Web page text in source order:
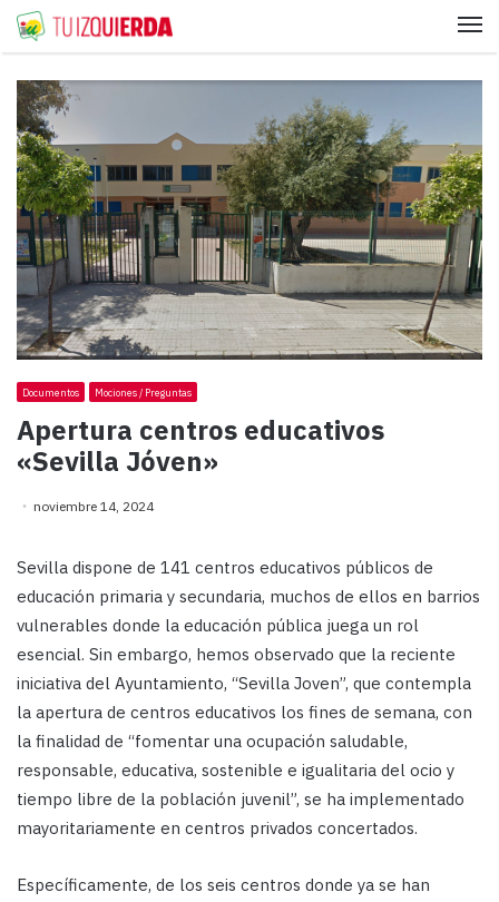
Documentos Mociones / Preguntas
Apertura centros educativos
«Sevilla Jóven»
noviembre 14, 2024
Sevilla dispone de 141 centros educativos públicos de
educación primaria y secundaria, muchos de ellos en barrios
vulnerables donde la educación pública juega un rol
esencial. Sin embargo, hemos observado que la reciente
iniciativa del Ayuntamiento, “Sevilla Joven”, que contempla
la apertura de centros educativos los fines de semana, con
la finalidad de “fomentar una ocupación saludable,
responsable, educativa, sostenible e igualitaria del ocio y
tiempo libre de la población juvenil”, se ha implementado
mayoritariamente en centros privados concertados.
Específicamente, de los seis centros donde ya se han